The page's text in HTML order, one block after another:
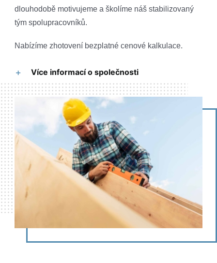
dlouhodobě motivujeme a školíme náš stabilizovaný
tým spolupracovníků.
Nabízíme zhotovení bezplatné cenové kalkulace.
Více informací o společnosti